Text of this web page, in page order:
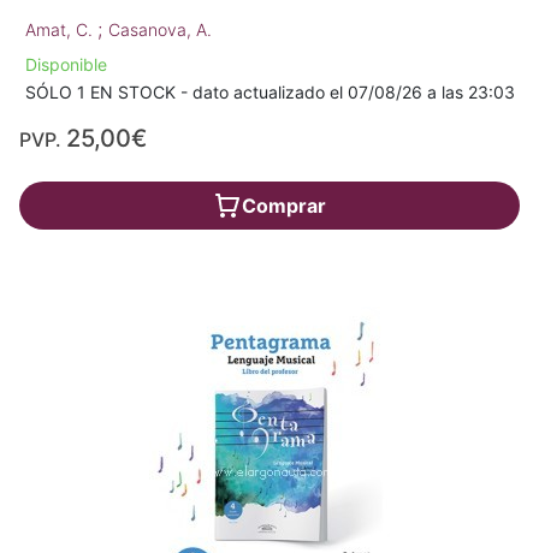
Amat, C. ; Casanova, A.
Disponible
SÓLO 1 EN STOCK - dato actualizado el 07/08/26 a las 23:03
PVP. 25,00€
Comprar